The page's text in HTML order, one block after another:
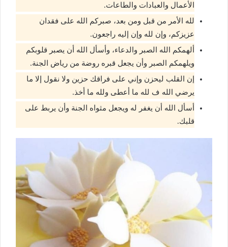
الأعمال والعبادات والطاعات.
لله الأمر من قبل ومن بعد، صبركم الله على فقدان
عزيزكم، وإن لله وإن إليه راجعون.
ألهمكم الله الصبر والدعاء، وأسأل الله أن يصبر قلوبكم
ويلهمكم الصبر وأن يجعل قبره روضة من رياض الجنة.
إن القلب ليحزن وإني على فراقك حزين ولا نقول إلا ما
يرضي الله ف لله ما أعطى ولله ما أخذ.
أسأل الله أن يغفر له ويجعل مثواه الجنة وأن يربط على
قلبك.